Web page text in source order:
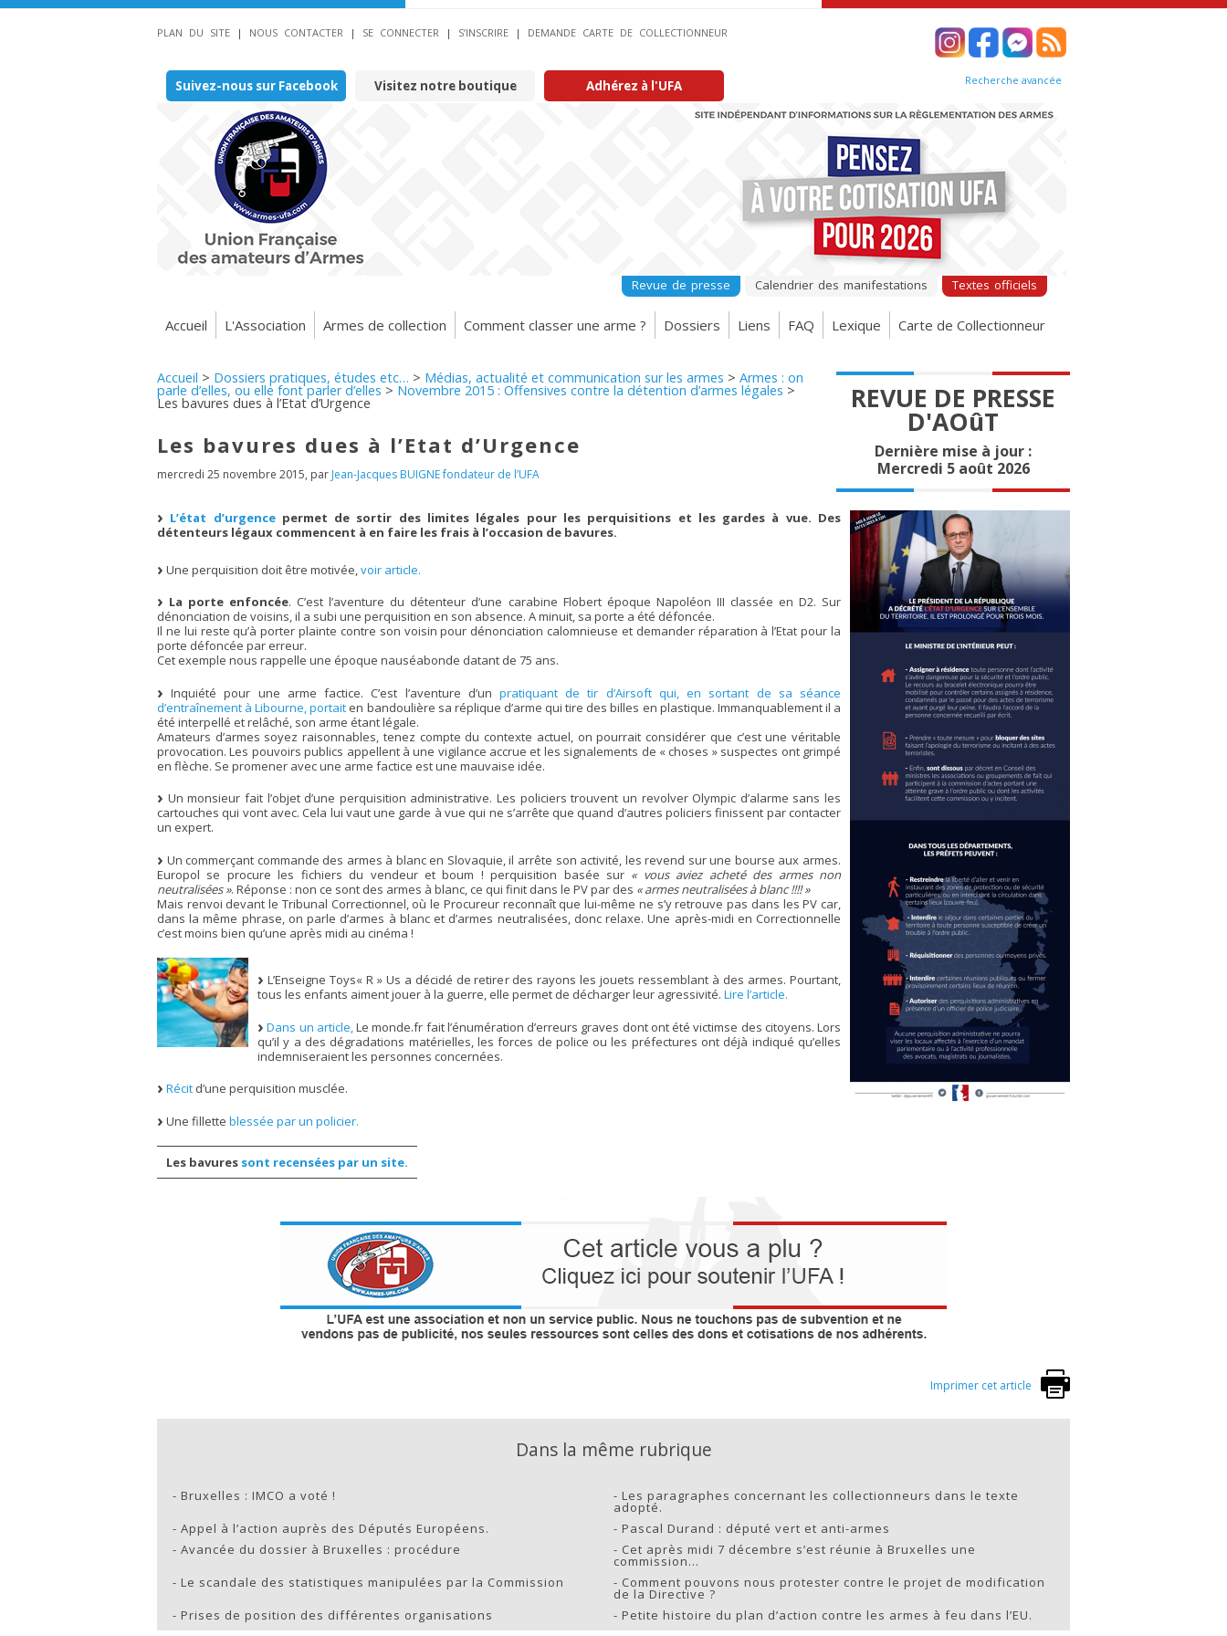
PLAN DU SITE | NOUS CONTACTER | SE CONNECTER | S’INSCRIRE | DEMANDE CARTE DE COLLECTIONNEUR
Suivez-nous sur Facebook Visitez notre boutique Adhérez à l'UFA Recherche avancée
Revue de presse Calendrier des manifestations Textes officiels
Accueil L'Association Armes de collection Comment classer une arme ? Dossiers Liens FAQ Lexique Carte de Collectionneur
REVUE DE PRESSE
D'AOûT
Dernière mise à jour :
Mercredi 5 août 2026
Accueil > Dossiers pratiques, études etc… > Médias, actualité et communication sur les armes > Armes : on
parle d’elles, ou elle font parler d’elles > Novembre 2015 : Offensives contre la détention d’armes légales >
Les bavures dues à l’Etat d’Urgence
Les bavures dues à l’Etat d’Urgence
mercredi 25 novembre 2015, par Jean-Jacques BUIGNE fondateur de l’UFA
L’état d’urgencepermet de sortir des limites légales pour les perquisitions et les gardes à vue. Des
détenteurs légaux commencent à en faire les frais à l’occasion de bavures.
Une perquisition doit être motivée, voir article.
La porte enfoncée. C’est l’aventure du détenteur d’une carabine Flobert époque Napoléon III classée en D2. Sur
dénonciation de voisins, il a subi une perquisition en son absence. A minuit, sa porte a été défoncée.
Il ne lui reste qu’à porter plainte contre son voisin pour dénonciation calomnieuse et demander réparation à l’Etat pour la
porte défoncée par erreur.
Cet exemple nous rappelle une époque nauséabonde datant de 75 ans.
Inquiété pour une arme factice. C’est l’aventure d’un pratiquant de tir d’Airsoft qui, en sortant de sa séance
d’entraînement à Libourne, portait en bandoulière sa réplique d’arme qui tire des billes en plastique. Immanquablement il a
été interpellé et relâché, son arme étant légale.
Amateurs d’armes soyez raisonnables, tenez compte du contexte actuel, on pourrait considérer que c’est une véritable
provocation. Les pouvoirs publics appellent à une vigilance accrue et les signalements de « choses » suspectes ont grimpé
en flèche. Se promener avec une arme factice est une mauvaise idée.
Un monsieur fait l’objet d’une perquisition administrative. Les policiers trouvent un revolver Olympic d’alarme sans les
cartouches qui vont avec. Cela lui vaut une garde à vue qui ne s’arrête que quand d’autres policiers finissent par contacter
un expert.
Un commerçant commande des armes à blanc en Slovaquie, il arrête son activité, les revend sur une bourse aux armes.
Europol se procure les fichiers du vendeur et boum ! perquisition basée sur « vous aviez acheté des armes non
neutralisées ». Réponse : non ce sont des armes à blanc, ce qui finit dans le PV par des « armes neutralisées à blanc !!!! »
Mais renvoi devant le Tribunal Correctionnel, où le Procureur reconnaît que lui-même ne s’y retrouve pas dans les PV car,
dans la même phrase, on parle d’armes à blanc et d’armes neutralisées, donc relaxe. Une après-midi en Correctionnelle
c’est moins bien qu’une après midi au cinéma !
L’Enseigne Toys« R » Us a décidé de retirer des rayons les jouets ressemblant à des armes. Pourtant,
tous les enfants aiment jouer à la guerre, elle permet de décharger leur agressivité. Lire l’article.
Dans un article, Le monde.fr fait l’énumération d’erreurs graves dont ont été victimse des citoyens. Lors
qu’il y a des dégradations matérielles, les forces de police ou les préfectures ont déjà indiqué qu’elles
indemniseraient les personnes concernées.
Récit d’une perquisition musclée.
Une fillette blessée par un policier.
Les bavures sont recensées par un site.
Imprimer cet article
Dans la même rubrique
- Bruxelles : IMCO a voté ! - Les paragraphes concernant les collectionneurs dans le texte
adopté.
- Appel à l’action auprès des Députés Européens. - Pascal Durand : député vert et anti-armes
- Avancée du dossier à Bruxelles : procédure - Cet après midi 7 décembre s’est réunie à Bruxelles une
commission…
- Le scandale des statistiques manipulées par la Commission - Comment pouvons nous protester contre le projet de modification
de la Directive ?
- Prises de position des différentes organisations - Petite histoire du plan d’action contre les armes à feu dans l’EU.